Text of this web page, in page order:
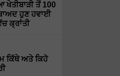
ਤੋਂ 100
ਹੁਣ ਹਵਾਈ
ਕ੍ਰਾਂਤੀ
ਕਿੱਥੇ ਅਤੇ ਕਿਹੋ